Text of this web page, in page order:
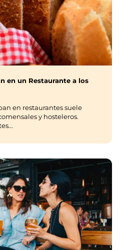
en un Restaurante a los
en restaurantes suele
y hosteleros.